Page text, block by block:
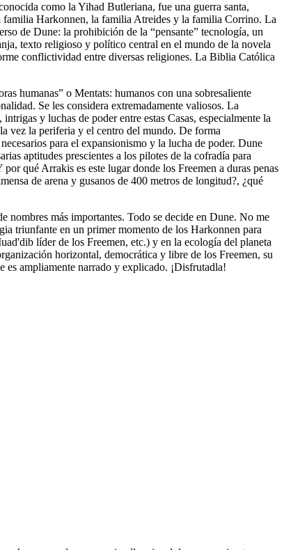
como la Yihad Butleriana, fue una guerra santa,
familia Harkonnen, la familia Atreides y la familia Corrino. La
de Dune: la prohibición de la “pensante” tecnología, un
texto religioso y político central en el mundo de la novela
conflictividad entre diversas religiones. La Biblia Católica
humanas” o Mentats: humanos con una sobresaliente
Se les considera extremadamente valiosos. La
y luchas de poder entre estas Casas, especialmente la
vez la periferia y el centro del mundo. De forma
para el expansionismo y la lucha de poder. Dune
aptitudes prescientes a los pilotes de la cofradía para
qué Arrakis es este lugar donde los Freemen a duras penas
de arena y gusanos de 400 metros de longitud?, ¿qué
nombres más importantes. Todo se decide en Dune. No me
triunfante en un primer momento de los Harkonnen para
líder de los Freemen, etc.) y en la ecología del planeta
horizontal, democrática y libre de los Freemen, su
ampliamente narrado y explicado. ¡Disfrutadla!